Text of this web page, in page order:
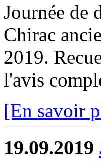
Journée de
Chirac
2019.
l'avis
[En savoir
19.09.2019